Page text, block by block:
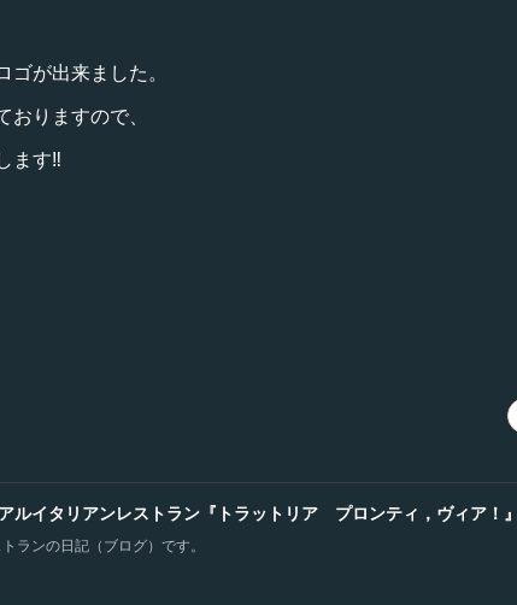
が出来ました。
りますので、
ます‼️
ルイタリアンレストラン『トラットリア プロンティ，ヴィア！
ランの日記（ブログ）です。